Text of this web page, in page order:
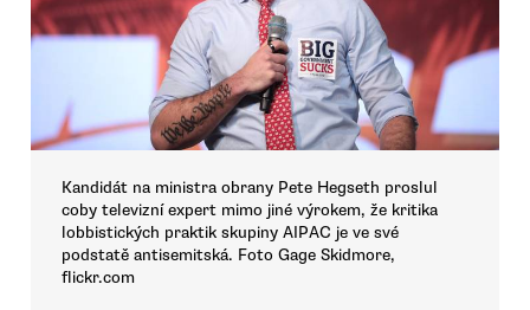
Kandidát na ministra obrany Pete Hegseth proslul
coby televizní expert mimo jiné výrokem, že kritika
lobbistických praktik skupiny AIPAC je ve své
podstatě antisemitská. Foto Gage Skidmore,
flickr.com